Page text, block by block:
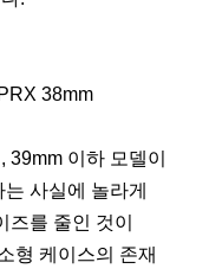
38mm
이하 모델이
사실에 놀라게
를 줄인 것이
형 케이스의 존재